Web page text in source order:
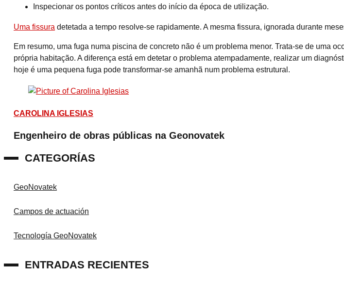
Inspecionar os pontos críticos antes do início da época de utilização.
Uma fissura detetada a tempo resolve-se rapidamente. A mesma fissura, ignorada durante
Em resumo, uma fuga numa piscina de concreto não é um problema menor. Trata-se de uma
própria habitação. A diferença está em detetar o problema atempadamente, realizar um
hoje é uma pequena fuga pode transformar-se amanhã num problema estrutural.
CAROLINA IGLESIAS
Engenheiro de obras públicas na Geonovatek
CATEGORÍAS
GeoNovatek
Campos de actuación
Tecnología GeoNovatek
ENTRADAS RECIENTES